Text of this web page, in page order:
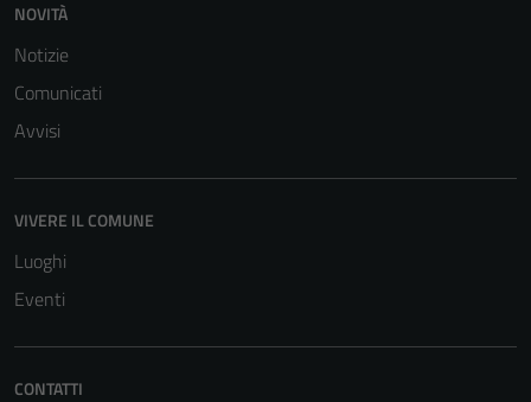
NOVITÀ
Notizie
Comunicati
Avvisi
VIVERE IL COMUNE
Luoghi
Eventi
CONTATTI
Questi cookie
essere